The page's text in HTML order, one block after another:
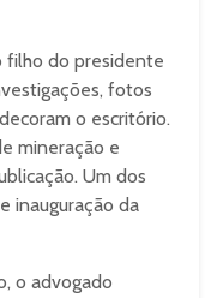
filho do presidente
fotos
o escritório.
mineração e
Um dos
inauguração da
o advogado